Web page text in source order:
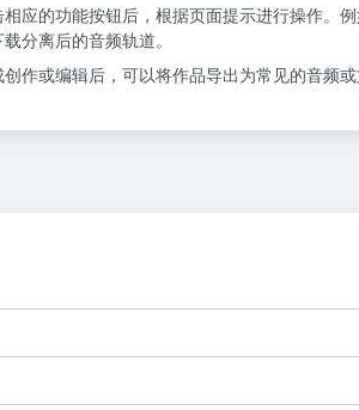
相应的功能按钮后，根据页面提示进行操作。
分离后的音频轨道。
创作或编辑后，可以将作品导出为常见的音频